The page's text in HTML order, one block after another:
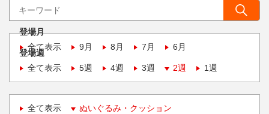
登場月
全て表示
9月 8月 7月 6月
登場週
全て表示
5週 4週 3週 2週 1週
全て表示 ぬいぐるみ・クッション